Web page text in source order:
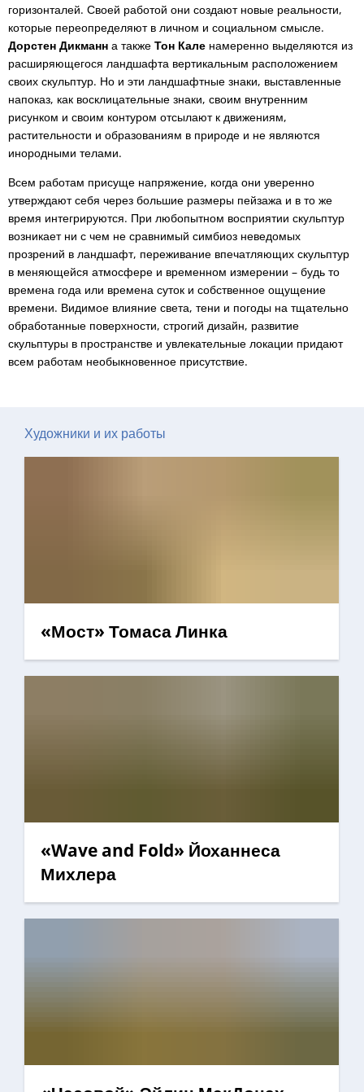
горизонталей. Своей работой они создают новые реальности,
которые переопределяют в личном и социальном смысле.
Дорстен Дикманн а также Тон Кале намеренно выделяются из
расширяющегося ландшафта вертикальным расположением
своих скульптур. Но и эти ландшафтные знаки, выставленные
напоказ, как восклицательные знаки, своим внутренним
рисунком и своим контуром отсылают к движениям,
растительности и образованиям в природе и не являются
инородными телами.
Всем работам присуще напряжение, когда они уверенно
утверждают себя через большие размеры пейзажа и в то же
время интегрируются. При любопытном восприятии скульптур
возникает ни с чем не сравнимый симбиоз неведомых
прозрений в ландшафт, переживание впечатляющих скульптур
в меняющейся атмосфере и временном измерении – будь то
времена года или времена суток и собственное ощущение
времени. Видимое влияние света, тени и погоды на тщательно
обработанные поверхности, строгий дизайн, развитие
скульптуры в пространстве и увлекательные локации придают
всем работам необыкновенное присутствие.
Художники и их работы
«Мост» Томаса Линка
«Wave and Fold» Йоханнеса
Михлера